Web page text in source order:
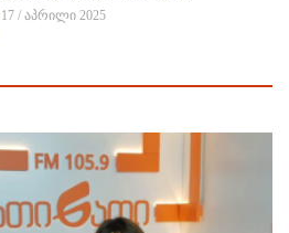
17 / აპრილი 2025